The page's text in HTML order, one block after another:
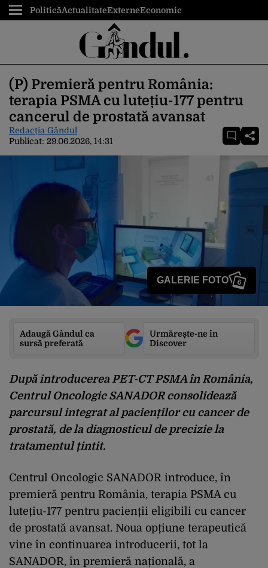
PoliticăActualitateExterneEconomic
(P) Premieră pentru România:
terapia PSMA cu lutețiu-177 pentru
cancerul de prostată avansat
Redacția Gândul
Publicat: 29.06.2026, 14:31
GALERIE FOTO 6
Adaugă Gândul ca
sursă preferată
Urmărește-ne în
Discover
După introducerea PET-CT PSMA în România,
Centrul Oncologic SANADOR consolidează
parcursul integrat al pacienților cu cancer de
prostată, de la diagnosticul de precizie la
tratamentul țintit.
Centrul Oncologic SANADOR introduce, în
premieră pentru România, terapia PSMA cu
lutețiu-177 pentru pacienții eligibili cu cancer
de prostată avansat. Noua opțiune terapeutică
vine în continuarea introducerii, tot la
SANADOR, în premieră națională, a